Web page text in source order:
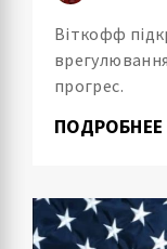
Віткофф
прогрес.
ПОДРОБНЕЕ